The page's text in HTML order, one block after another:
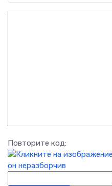
Повторите код: